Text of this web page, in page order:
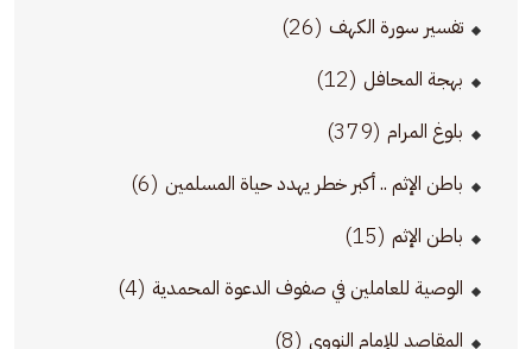
تفسير سورة الكهف (26)
بهجة المحافل (12)
بلوغ المرام (379)
باطن الإثم .. أكبر خطر يهدد حياة المسلمين (6)
باطن الإثم (15)
الوصية للعاملين في صفوف الدعوة المحمدية (4)
المقاصد للإمام النووي (8)